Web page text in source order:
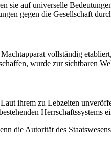
sie auf universelle
gegen die Gesellschaft
vollständig
wurde zur sichtbaren
Laut ihrem zu Lebzeiten
Herrschaftssystems
die Autorität des